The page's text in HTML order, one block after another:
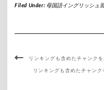
Filed Under: 母国語イングリッシュ
リンキングも含めたチャン
リンキングも含めたチャン